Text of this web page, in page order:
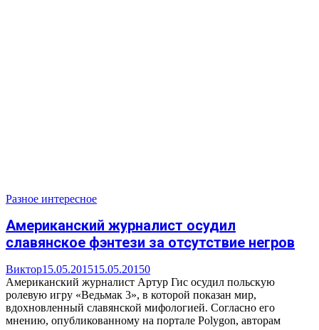
Разное интересное
Американский журналист осудил
славянское фэнтези за отсутствие негров
Виктор15.05.201515.05.20150
Американский журналист Артур Гис осудил польскую
ролевую игру «Ведьмак 3», в которой показан мир,
вдохновленный славянской мифологией. Согласно его
мнению, опубликованному на портале Polygon, авторам